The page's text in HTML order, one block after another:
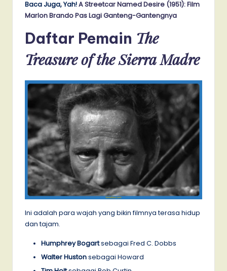
Baca Juga, Yah!A Streetcar Named Desire (1951): Film
Marlon Brando Pas Lagi Ganteng-Gantengnya
Daftar Pemain The
Treasure of the Sierra Madre
Ini adalah para wajah yang bikin filmnya terasa hidup
dan tajam.
Humphrey Bogartsebagai Fred C. Dobbs
Walter Hustonsebagai Howard